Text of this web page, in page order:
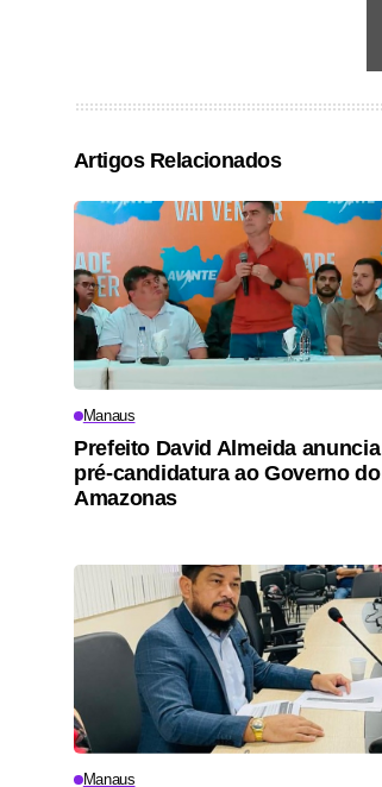
Artigos Relacionados
Manaus
Prefeito David Almeida anuncia
pré-candidatura ao Governo do
Amazonas
Manaus